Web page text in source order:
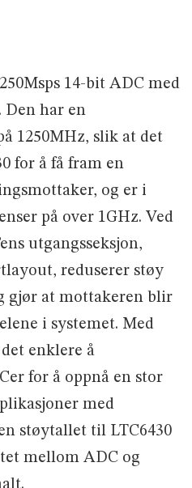
14-bit ADC med
Den har en
1250MHz, slik at det
for å få fram en
og er i
på over 1GHz. Ved
utgangsseksjon,
reduserer støy
gjør at mottakeren blir
i systemet. Med
enklere å
for å oppnå en stor
med
støytallet til LTC6430
mellom ADC og